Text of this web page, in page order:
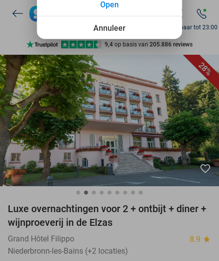
7 dagen per week beschikbaar
10+ miljoen leden
9,4 op basis van 205.886 reviews
Ontdek 15.000+ deals
7 dagen per week beschikbaar
10+ miljoen leden
Bereikbaar tot 23:00
28%
favorite_border
Luxe overnachtingen voor 2 + ontbijt + diner +
wijnproeverij in de Elzas
Grand Hôtel Filippo 8.9 star
Niederbronn-les-Bains (+2 locaties)
Annuleer
Open